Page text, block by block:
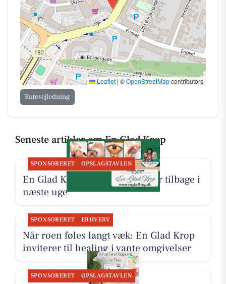
Leaflet | ©OpenStreetMapcontributors
Rutevejledning
Seneste artikler om En Glad Krop
SPONSORERET OPSLAGSTAVLEN
En Glad Krop har få ledige tider tilbage i
næste uge
SPONSORERET ERHVERV
Når roen føles langt væk: En Glad Krop
inviterer til healing i vante omgivelser
SPONSORERET OPSLAGSTAVLEN